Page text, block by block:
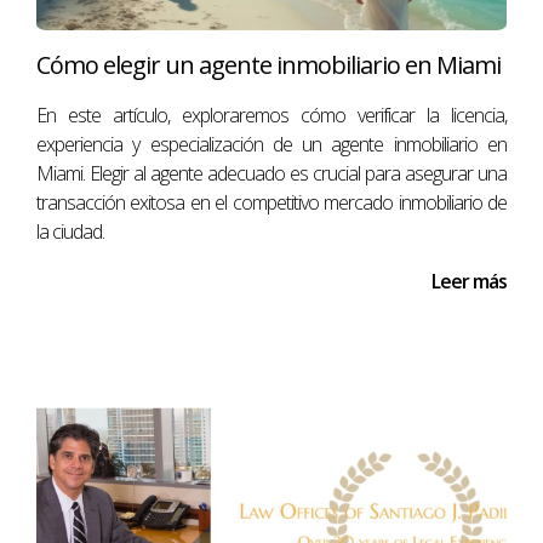
UNO PARA COMPRADORES
EXTRANJEROS EN EE. UU.
Florida es el principal destino de EE. UU. para
compradores internacionales (21% de todas las
ventas), según el Perfil 2025 de Transacciones
Internacionales en Bienes Raíces Residenciales en
Florida ha sido el estado N.º 1 para
En total, compradores internacionales adquirieron
78,100 propiedades, un aumento del 44% respecto
al año anterior.
Casi la mitad de todas las ventas internacionales
Cómo elegir un agente inmobiliario en Miami
En este artículo, exploraremos cómo verificar la licencia,
experiencia y especialización de un agente inmobiliario en
Miami. Elegir al agente adecuado es crucial para asegurar una
transacción exitosa en el competitivo mercado inmobiliario de
la ciudad.
Leer más